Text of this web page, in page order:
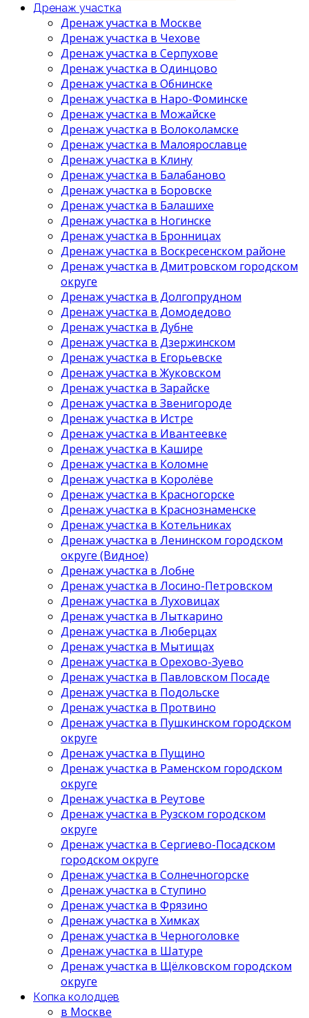
Дренаж участка
Дренаж участка в Москве
Дренаж участка в Чехове
Дренаж участка в Серпухове
Дренаж участка в Одинцово
Дренаж участка в Обнинске
Дренаж участка в Наро-Фоминске
Дренаж участка в Можайске
Дренаж участка в Волоколамске
Дренаж участка в Малоярославце
Дренаж участка в Клину
Дренаж участка в Балабаново
Дренаж участка в Боровске
Дренаж участка в Балашихе
Дренаж участка в Ногинске
Дренаж участка в Бронницах
Дренаж участка в Воскресенском районе
Дренаж участка в Дмитровском городском
округе
Дренаж участка в Долгопрудном
Дренаж участка в Домодедово
Дренаж участка в Дубне
Дренаж участка в Дзержинском
Дренаж участка в Егорьевске
Дренаж участка в Жуковском
Дренаж участка в Зарайске
Дренаж участка в Звенигороде
Дренаж участка в Истре
Дренаж участка в Ивантеевке
Дренаж участка в Кашире
Дренаж участка в Коломне
Дренаж участка в Королёве
Дренаж участка в Красногорске
Дренаж участка в Краснознаменске
Дренаж участка в Котельниках
Дренаж участка в Ленинском городском
округе (Видное)
Дренаж участка в Лобне
Дренаж участка в Лосино-Петровском
Дренаж участка в Луховицах
Дренаж участка в Лыткарино
Дренаж участка в Люберцах
Дренаж участка в Мытищах
Дренаж участка в Орехово-Зуево
Дренаж участка в Павловском Посаде
Дренаж участка в Подольске
Дренаж участка в Протвино
Дренаж участка в Пушкинском городском
округе
Дренаж участка в Пущино
Дренаж участка в Раменском городском
округе
Дренаж участка в Реутове
Дренаж участка в Рузском городском
округе
Дренаж участка в Сергиево-Посадском
городском округе
Дренаж участка в Солнечногорске
Дренаж участка в Ступино
Дренаж участка в Фрязино
Дренаж участка в Химках
Дренаж участка в Черноголовке
Дренаж участка в Шатуре
Дренаж участка в Щёлковском городском
округе
Копка колодцев
в Москве